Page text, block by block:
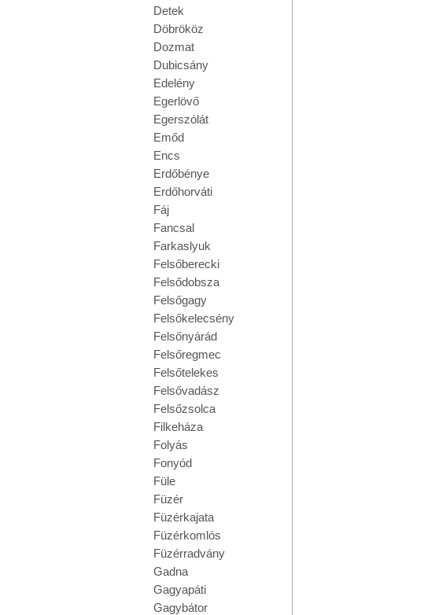
Detek
Döbrököz
Dozmat
Dubicsány
Edelény
Egerlövő
Egerszólát
Emőd
Encs
Erdőbénye
Erdőhorváti
Fáj
Fancsal
Farkaslyuk
Felsőberecki
Felsődobsza
Felsőgagy
Felsőkelecsény
Felsőnyárád
Felsőregmec
Felsőtelekes
Felsővadász
Felsőzsolca
Filkeháza
Folyás
Fonyód
Füle
Füzér
Füzérkajata
Füzérkomlós
Füzérradvány
Gadna
Gagyapáti
Gagybátor